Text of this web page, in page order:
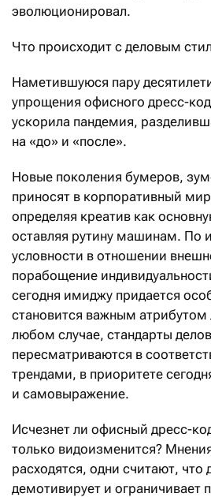
эволюционировал.
Что происходит с деловым
Наметившуюся пару
упрощения офисного дресс-
ускорила пандемия,
на «до» и «после».
Новые поколения бумеров,
приносят в корпоративный
определяя креатив как
оставляя рутину машинам. По
условности в отношении
порабощение
сегодня имиджу придается
становится важным атрибутом
любом случае, стандарты
пересматриваются в
трендами, в приоритете
и самовыражение.
Исчезнет ли офисный дресс-
только видоизменится?
расходятся, одни считают, что
демотивирует и ограничивает